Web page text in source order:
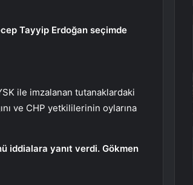
Tayyip Erdoğan seçimde
ile imzalanan tutanaklardaki
ve CHP yetkililerinin oylarına
iddialara yanıt verdi. Gökmen